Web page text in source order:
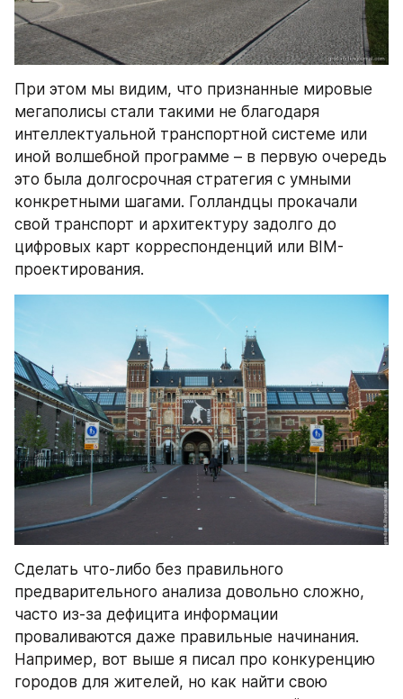
При этом мы видим, что признанные мировые
мегаполисы стали такими не благодаря
интеллектуальной транспортной системе или
иной волшебной программе – в первую очередь
это была долгосрочная стратегия с умными
конкретными шагами. Голландцы прокачали
свой транспорт и архитектуру задолго до
цифровых карт корреспонденций или BIM-
проектирования.
Сделать что-либо без правильного
предварительного анализа довольно сложно,
часто из-за дефицита информации
проваливаются даже правильные начинания.
Например, вот выше я писал про конкуренцию
городов для жителей, но как найти свою